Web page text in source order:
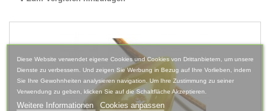
Diese Website verwendet eigene Cookies und Cookies von Drittanbietern, um unsere
Dienste zu verbessern. Und zeigen Sie Werbung in Bezug auf Ihre Vorlieben, indem
Sie Ihre Gewohnheiten analysieren navigation. Um Ihre Zustimmung zu seiner
Verwendung zu geben, klicken Sie auf die Schaltfläche Akzeptieren.
Weitere Informationen Cookies anpassen